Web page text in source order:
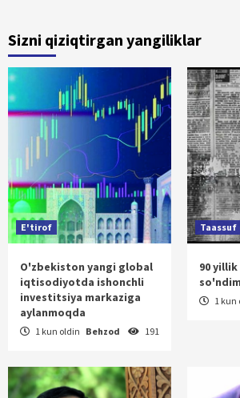
Sizni qiziqtirgan yangiliklar
E'tirof
O'zbekiston yangi global
iqtisodiyotda ishonchli
investitsiya markaziga
aylanmoqda
1 kun oldin Behzod 191
Taassuf
90
1 kun